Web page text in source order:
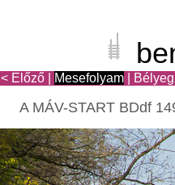
< Előző Mesefolyam
A MÁV-START BDdf